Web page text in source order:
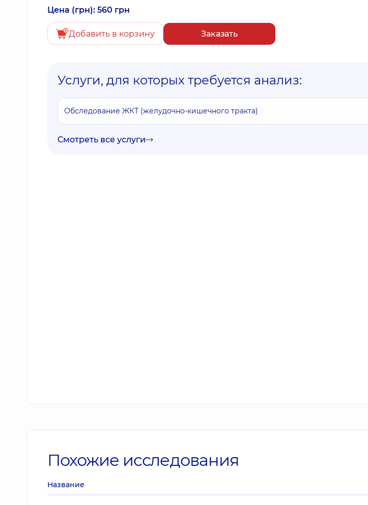
Цена (грн): 560 грн
Добавить в корзину Заказать
Услуги, для которых требуется анализ:
Обследование ЖКТ (желудочно-кишечного тракта)
Смотреть все услуги
Похожие исследования
Название